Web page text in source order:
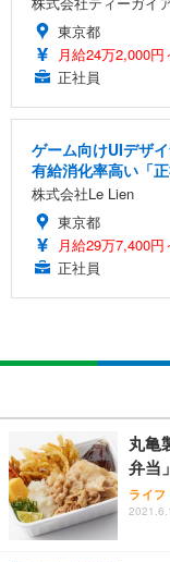
東京都
月給24万2,000円
正社員
ゲーム向けUIデザ
有給消化率高い「
株式会社Le Lien
東京都
月給29万7,400
正社員
丸亀
弁当
ライフ